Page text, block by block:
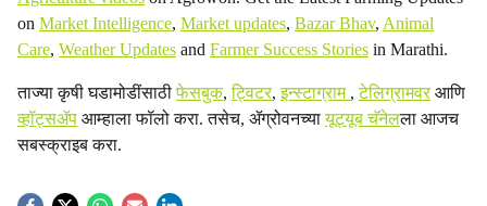
on Market Intelligence, Market updates, Bazar Bhav, Animal
Care, Weather Updates and Farmer Success Stories in Marathi.
ताज्या कृषी घडामोडींसाठीफेसबुक,ट्विटर,इन्स्टाग्राम ,टेलिग्रामवरआणि
व्हॉट्सॲप आम्हाला फॉलो करा. तसेच, ॲग्रोवनच्यायूट्यूब चॅनेलला आजच
सबस्क्राइब करा.